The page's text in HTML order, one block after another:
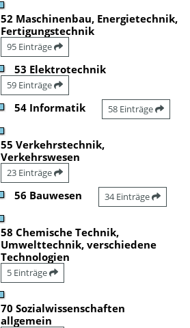
52 Maschinenbau, Energietechnik,
Fertigungstechnik
95 Einträge
53 Elektrotechnik
59 Einträge
54 Informatik 58 Einträge
55 Verkehrstechnik,
Verkehrswesen
23 Einträge
56 Bauwesen 34 Einträge
58 Chemische Technik,
Umwelttechnik, verschiedene
Technologien
5 Einträge
70 Sozialwissenschaften
allgemein